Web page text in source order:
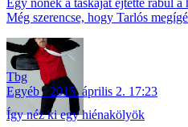
Egy nőnek a táskáját ejtette rabul
Még szerencse, hogy Tarlós
Tbg
Egyéb
2015. április 2. 17:23
Így néz ki egy hiénakölyök